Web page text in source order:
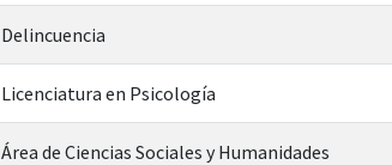
Delincuencia
Licenciatura en Psicología
Área de Ciencias Sociales y Humanidades